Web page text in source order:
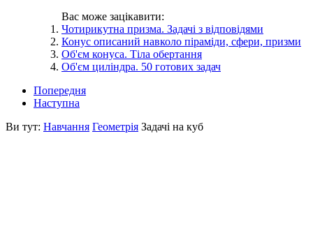
Вас може зацікавити:
Чотирикутна призма. Задачі з відповідями
Конус описаний навколо піраміди, сфери, призми
Об'єм конуса. Тіла обертання
Об'єм циліндра. 50 готових задач
Попередня
Наступна
Ви тут: Навчання Геометрія Задачі на куб